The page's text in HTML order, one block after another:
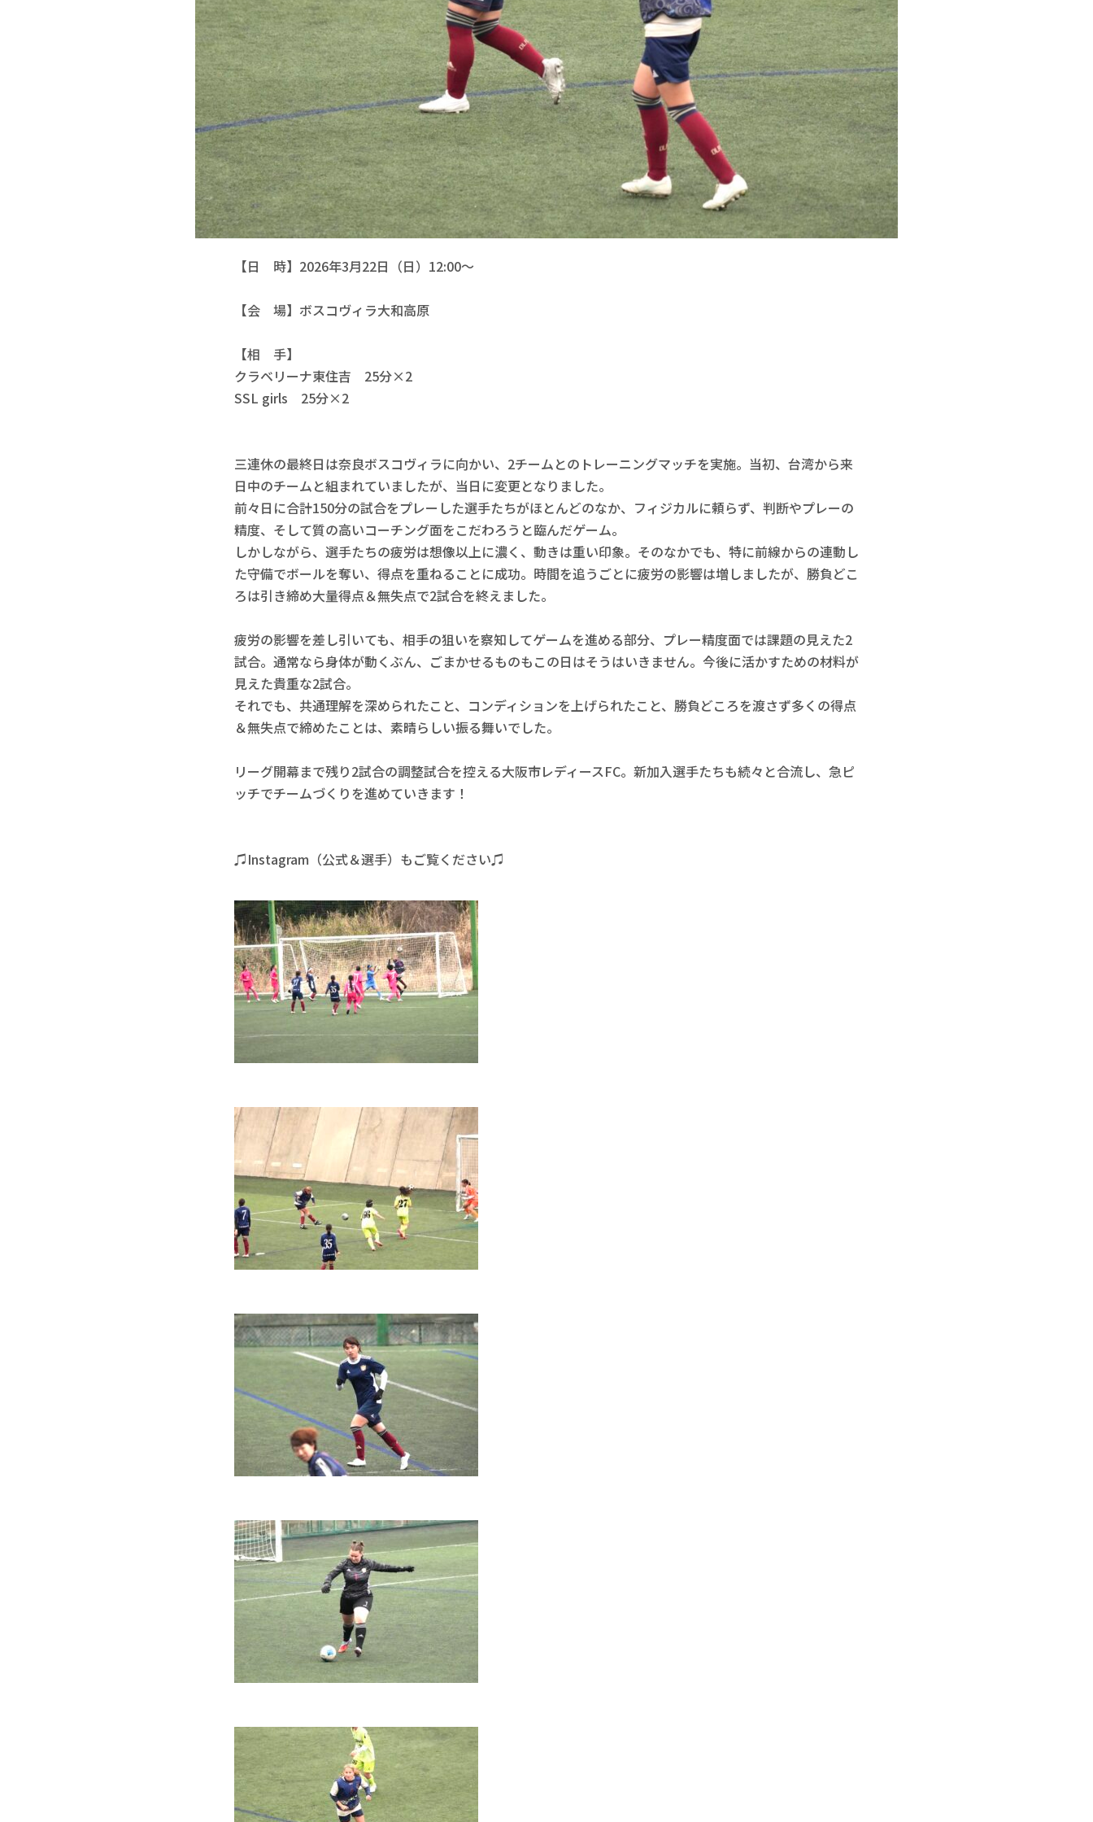
【日　時】2026年3月22日（日）12:00〜
【会　場】ボスコヴィラ大和高原
【相　手】
クラベリーナ東住吉　25分×2
SSL girls　25分×2
三連休の最終日は奈良ボスコヴィラに向かい、2チームとのトレーニングマッチを実施。当初、台湾から来
日中のチームと組まれていましたが、当日に変更となりました。
前々日に合計150分の試合をプレーした選手たちがほとんどのなか、フィジカルに頼らず、判断やプレーの
精度、そして質の高いコーチング面をこだわろうと臨んだゲーム。
しかしながら、選手たちの疲労は想像以上に濃く、動きは重い印象。そのなかでも、特に前線からの連動し
た守備でボールを奪い、得点を重ねることに成功。時間を追うごとに疲労の影響は増しましたが、勝負どこ
ろは引き締め大量得点＆無失点で2試合を終えました。
疲労の影響を差し引いても、相手の狙いを察知してゲームを進める部分、プレー精度面では課題の見えた2
試合。通常なら身体が動くぶん、ごまかせるものもこの日はそうはいきません。今後に活かすための材料が
見えた貴重な2試合。
それでも、共通理解を深められたこと、コンディションを上げられたこと、勝負どころを渡さず多くの得点
＆無失点で締めたことは、素晴らしい振る舞いでした。
リーグ開幕まで残り2試合の調整試合を控える大阪市レディースFC。新加入選手たちも続々と合流し、急ピ
ッチでチームづくりを進めていきます！
♫Instagram（公式＆選手）もご覧ください♫